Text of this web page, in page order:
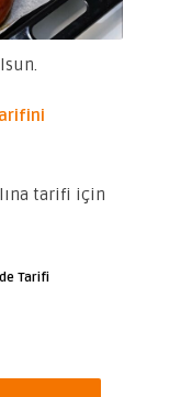
tarifi için
Tarifi